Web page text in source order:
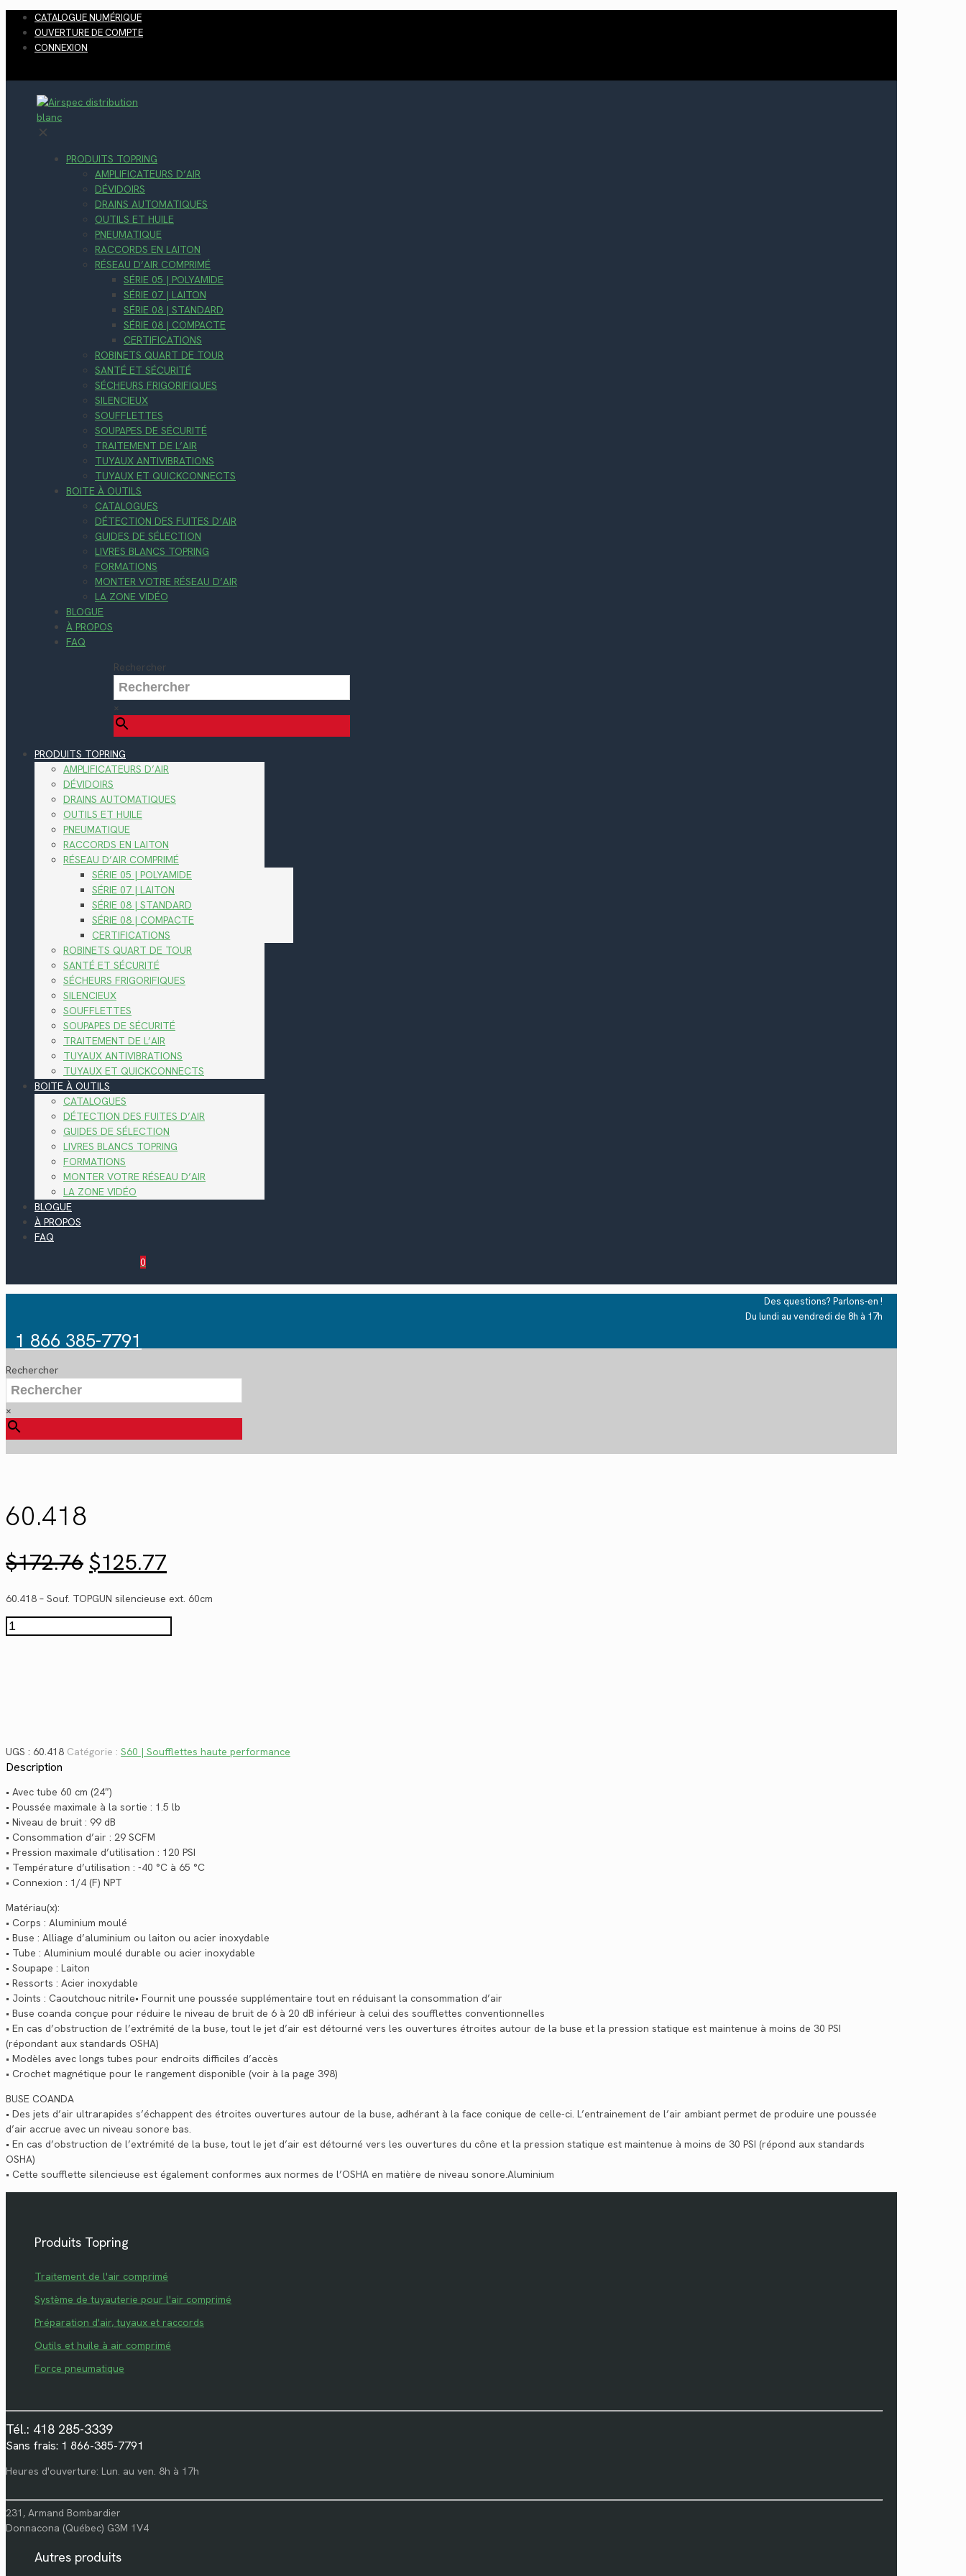
CATALOGUE NUMÉRIQUE
OUVERTURE DE COMPTE
CONNEXION
✕
PRODUITS TOPRING
AMPLIFICATEURS D’AIR
DÉVIDOIRS
DRAINS AUTOMATIQUES
OUTILS ET HUILE
PNEUMATIQUE
RACCORDS EN LAITON
RÉSEAU D’AIR COMPRIMÉ
SÉRIE 05 | POLYAMIDE
SÉRIE 07 | LAITON
SÉRIE 08 | STANDARD
SÉRIE 08 | COMPACTE
CERTIFICATIONS
ROBINETS QUART DE TOUR
SANTÉ ET SÉCURITÉ
SÉCHEURS FRIGORIFIQUES
SILENCIEUX
SOUFFLETTES
SOUPAPES DE SÉCURITÉ
TRAITEMENT DE L’AIR
TUYAUX ANTIVIBRATIONS
TUYAUX ET QUICKCONNECTS
BOITE À OUTILS
CATALOGUES
DÉTECTION DES FUITES D’AIR
GUIDES DE SÉLECTION
LIVRES BLANCS TOPRING
FORMATIONS
MONTER VOTRE RÉSEAU D’AIR
LA ZONE VIDÉO
BLOGUE
À PROPOS
FAQ
Rechercher
×
PRODUITS TOPRING
AMPLIFICATEURS D’AIR
DÉVIDOIRS
DRAINS AUTOMATIQUES
OUTILS ET HUILE
PNEUMATIQUE
RACCORDS EN LAITON
RÉSEAU D’AIR COMPRIMÉ
SÉRIE 05 | POLYAMIDE
SÉRIE 07 | LAITON
SÉRIE 08 | STANDARD
SÉRIE 08 | COMPACTE
CERTIFICATIONS
ROBINETS QUART DE TOUR
SANTÉ ET SÉCURITÉ
SÉCHEURS FRIGORIFIQUES
SILENCIEUX
SOUFFLETTES
SOUPAPES DE SÉCURITÉ
TRAITEMENT DE L’AIR
TUYAUX ANTIVIBRATIONS
TUYAUX ET QUICKCONNECTS
BOITE À OUTILS
CATALOGUES
DÉTECTION DES FUITES D’AIR
GUIDES DE SÉLECTION
LIVRES BLANCS TOPRING
FORMATIONS
MONTER VOTRE RÉSEAU D’AIR
LA ZONE VIDÉO
BLOGUE
À PROPOS
FAQ
0
Des questions? Parlons-en !
Du lundi au vendredi de 8h à 17h
1 866 385-7791
Rechercher
×
60.418
$172.76 Le
prix
initial
était :
$172.76.
$125.77
prix
actuel
est :
$125.77.
60.418 – Souf. TOPGUN silencieuse ext. 60cm
quantité
de
UGS : 60.418 Catégorie : S60 | Soufflettes haute performance
Description
• Avec tube 60 cm (24″)
• Poussée maximale à la sortie : 1.5 lb
• Niveau de bruit : 99 dB
• Consommation d’air : 29 SCFM
• Pression maximale d’utilisation : 120 PSI
• Température d’utilisation : -40 °C à 65 °C
• Connexion : 1/4 (F) NPT
Matériau(x):
• Corps : Aluminium moulé
• Buse : Alliage d’aluminium ou laiton ou acier inoxydable
• Tube : Aluminium moulé durable ou acier inoxydable
• Soupape : Laiton
• Ressorts : Acier inoxydable
• Joints : Caoutchouc nitrile• Fournit une poussée supplémentaire tout en réduisant la consommation d’air
• Buse coanda conçue pour réduire le niveau de bruit de 6 à 20 dB inférieur à celui des soufflettes conventionnelles
• En cas d’obstruction de l’extrémité de la buse, tout le jet d’air est détourné vers les ouvertures étroites autour de la buse et la pression statique est maintenue à moins de 30 PSI
(répondant aux standards OSHA)
• Modèles avec longs tubes pour endroits difficiles d’accès
• Crochet magnétique pour le rangement disponible (voir à la page 398)
BUSE COANDA
• Des jets d’air ultrarapides s’échappent des étroites ouvertures autour de la buse, adhérant à la face conique de celle-ci. L’entrainement de l’air ambiant permet de produire une poussée
d’air accrue avec un niveau sonore bas.
• En cas d’obstruction de l’extrémité de la buse, tout le jet d’air est détourné vers les ouvertures du cône et la pression statique est maintenue à moins de 30 PSI (répond aux standards
OSHA)
• Cette soufflette silencieuse est également conformes aux normes de l’OSHA en matière de niveau sonore.Aluminium
Produits Topring
Traitement de l'air comprimé
Système de tuyauterie pour l'air comprimé
Préparation d'air, tuyaux et raccords
Outils et huile à air comprimé
Force pneumatique
Tél.: 418 285-3339
Sans frais: 1 866-385-7791
Heures d'ouverture: Lun. au ven. 8h à 17h
231, Armand Bombardier
Donnacona (Québec) G3M 1V4
Autres produits